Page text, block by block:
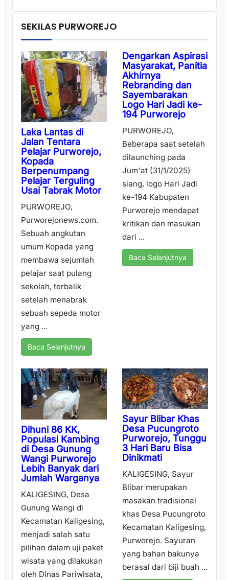
SEKILAS PURWOREJO
Laka Lantas di
Jalan Tentara
Pelajar Purworejo,
Kopada
Berpenumpang
Pelajar Terguling
Usai Tabrak Motor
PURWOREJO,
Purworejonews.com.
Sebuah angkutan
umum Kopada yang
membawa sejumlah
pelajar saat pulang
sekolah, terbalik
setelah menabrak
sebuah sepeda motor
yang ...
Baca Selanjutnya
Dengarkan Aspirasi
Masyarakat, Panitia
Akhirnya
Rebranding dan
Sayembarakan
Logo Hari Jadi ke-
194 Purworejo
PURWOREJO,
Beberapa saat setelah
dilaunching pada
Jum'at (31/1/2025)
siang, logo Hari Jadi
ke-194 Kabupaten
Purworejo mendapat
kritikan dan masukan
dari ...
Baca Selanjutnya
Dihuni 86 KK,
Populasi Kambing
di Desa Gunung
Wangi Purworejo
Lebih Banyak dari
Jumlah Warganya
KALIGESING, Desa
Gunung Wangi di
Kecamatan Kaligesing,
menjadi salah satu
pilihan dalam uji paket
wisata yang dilakukan
oleh Dinas Pariwisata,
Sayur Blibar Khas
Desa Pucungroto
Purworejo, Tunggu
3 Hari Baru Bisa
Dinikmati
KALIGESING, Sayur
Blibar merupakan
masakan tradisional
khas Desa Pucungroto
Kecamatan Kaligesing,
Purworejo. Sayuran
yang bahan bakunya
berasal dari biji buah ...